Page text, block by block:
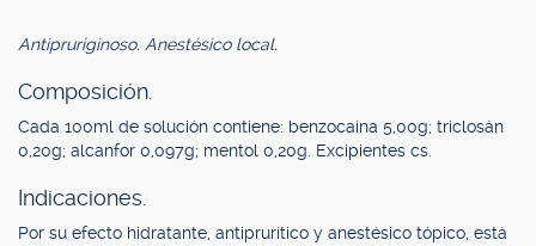
Antipruriginoso. Anestésico local.
Composición.
Cada 100ml de solución contiene: benzocaína 5,00g; triclosán
0,20g; alcanfor 0,097g; mentol 0,20g. Excipientes cs.
Indicaciones.
Por su efecto hidratante, antiprurítico y anestésico tópico, está